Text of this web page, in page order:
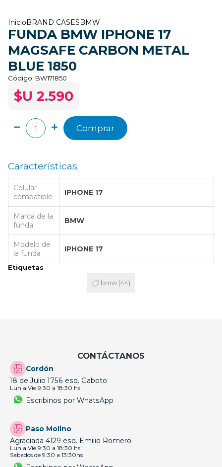
Inicio BRAND CASES BMW
FUNDA BMW IPHONE 17
MAGSAFE CARBON METAL
BLUE 1850
Código: BW171850
$U 2.590
Comprar
Características
Celular
compatible
IPHONE 17
Marca de la
funda
BMW
Modelo de
la funda
IPHONE 17
Etiquetas
bmw (44)
CONTÁCTANOS
Cordón
18 de Julio 1756 esq. Gaboto
Lun a Vie 9:30 a 18:30 hs
Escribinos por WhatsApp
Paso Molino
Agraciada 4129 esq. Emilio Romero
Lun a Vie 9:30 a 18:30 hs
Sabados de 9:30 a 13:30hs